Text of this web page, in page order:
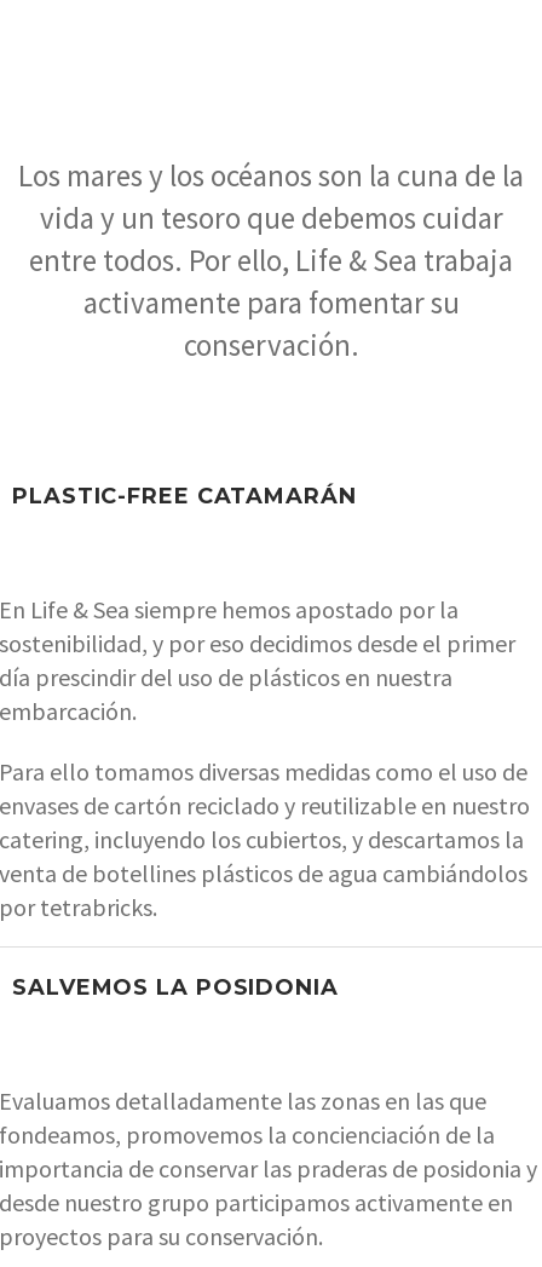
Los mares y los océanos son la cuna de la
vida y un tesoro que debemos cuidar
entre todos. Por ello, Life & Sea trabaja
activamente para fomentar su
conservación.
PLASTIC-FREE CATAMARÁN
En Life & Sea siempre hemos apostado por la
sostenibilidad, y por eso decidimos desde el primer
día prescindir del uso de plásticos en nuestra
embarcación.
Para ello tomamos diversas medidas como el uso de
envases de cartón reciclado y reutilizable en nuestro
catering, incluyendo los cubiertos, y descartamos la
venta de botellines plásticos de agua cambiándolos
por tetrabricks.
SALVEMOS LA POSIDONIA
Evaluamos detalladamente las zonas en las que
fondeamos, promovemos la concienciación de la
importancia de conservar las praderas de posidonia y
desde nuestro grupo participamos activamente en
proyectos para su conservación.